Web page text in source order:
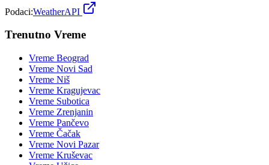
Podaci:WeatherAPI
Trenutno Vreme
Vreme Beograd
Vreme Novi Sad
Vreme Niš
Vreme Kragujevac
Vreme Subotica
Vreme Zrenjanin
Vreme Pančevo
Vreme Čačak
Vreme Novi Pazar
Vreme Kruševac